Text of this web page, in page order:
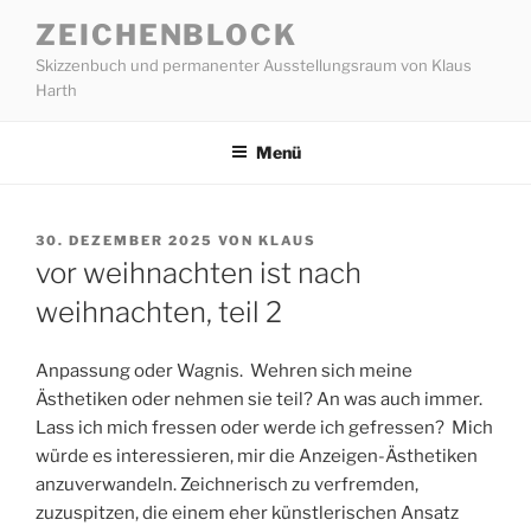
Inhalt
springen
ZEICHENBLOCK
Skizzenbuch und permanenter Ausstellungsraum von Klaus
Harth
Menü
VERÖFFENTLICHT
30. DEZEMBER 2025 VON KLAUS
vor weihnachten ist nach
weihnachten, teil 2
Anpassung oder Wagnis. Wehren sich meine
Ästhetiken oder nehmen sie teil? An was auch immer.
Lass ich mich fressen oder werde ich gefressen? Mich
würde es interessieren, mir die Anzeigen-Ästhetiken
anzuverwandeln. Zeichnerisch zu verfremden,
zuzuspitzen, die einem eher künstlerischen Ansatz